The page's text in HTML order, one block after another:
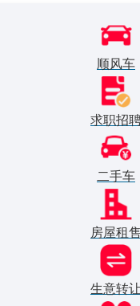
顺风车
求职招
二手车
房屋租
生意转